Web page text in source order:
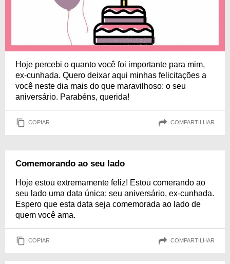
Hoje percebi o quanto você foi importante para mim,
ex-cunhada. Quero deixar aqui minhas felicitações a
você neste dia mais do que maravilhoso: o seu
aniversário. Parabéns, querida!
COPIAR COMPARTILHAR
Comemorando ao seu lado
Hoje estou extremamente feliz! Estou comerando ao
seu lado uma data única: seu aniversário, ex-cunhada.
Espero que esta data seja comemorada ao lado de
quem você ama.
COPIAR COMPARTILHAR